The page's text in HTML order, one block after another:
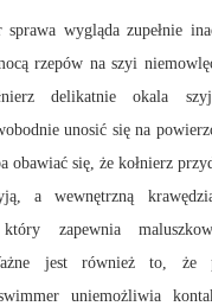
wygląda zupełnie
rzepów na szyi
delikatnie okala
unosić się na
obawiać się, że kołnierz
a wewnętrzną
zapewnia
jest również to, że
uniemożliwia